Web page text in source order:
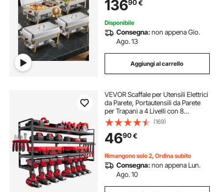
Supporto per Teglia per Acqua, per
Feste, Oro
13690€
Disponibile
Consegna:non appena Gio.
Ago. 13
Aggiungi al carrello
VEVOR Scaffale per Utensili Elettrici
da Parete, Portautensili da Parete
per Trapani a 4 Livelli con 8
Supporti per Trapano, Portaoggetti
con Supporto per Cacciavite, per
Utensili da Garage Officina
(169)
4690€
Rimangono solo 2, Ordina subito
Consegna:non appena Lun.
Ago. 10